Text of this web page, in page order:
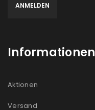
Informationen
Aktionen
Versand